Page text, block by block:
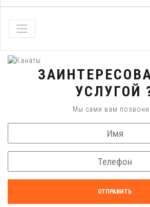
УСЛУГОЙ
Мы сами вам
ОТПРАВИТЬ